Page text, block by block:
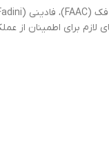
لازم برای اطمینان از